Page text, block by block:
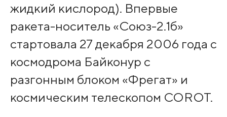
жидкий кислород). Впервые
ракета-носитель «Союз-2.1б»
стартовала 27 декабря 2006 года с
космодрома Байконур с
разгонным блоком «Фрегат» и
космическим телескопом COROT.